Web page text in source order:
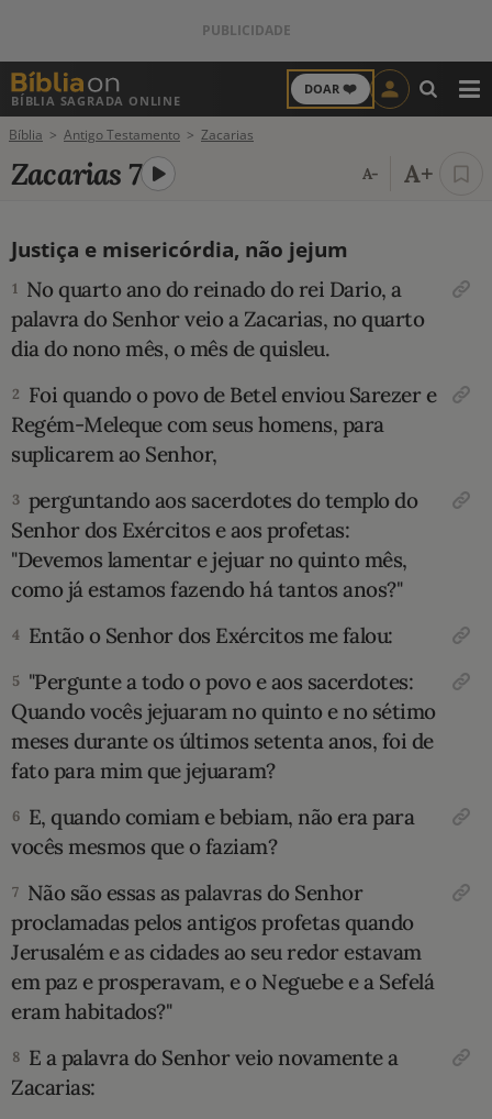
BÍBLIA SAGRADA ONLINE
DOAR ❤️
ANTIGO TESTAMENTO
VERSÍCULOS
VERSÍCULO DO DIA
SALMO DO DIA
10 MANDAMENTOS
ESTUDOS BÍBLICOS
ESBOÇOS DE PREGAÇÃO
TEMAS
PERGUNTE À BÍBLIA
TERMO BÍBLICO JOGOS
LOJA BÍBLIAON
Bíblia Antigo Testamento Zacarias
Zacarias 7 A- A+
Justiça e misericórdia, não jejum
1 No quarto ano do reinado do rei Dario, a
palavra do Senhor veio a Zacarias, no quarto
dia do nono mês, o mês de quisleu.
2 Foi quando o povo de Betel enviou Sarezer e
Regém-Meleque com seus homens, para
supli­carem ao Senhor,
3 perguntando aos sacerdo­tes do templo do
Senhor dos Exércitos e aos profetas:
"Devemos lamentar e jejuar no quinto mês,
como já esta­mos fazendo há tantos anos?"
4 Então o Senhor dos Exércitos me falou:
5 "Pergunte a todo o povo e aos sacerdo­tes:
Quando vocês jejuaram no quinto e no sétimo
meses durante os últimos setenta anos, foi de
fato para mim que jejuaram?
6 E, quando comiam e bebiam, não era para
vocês mesmos que o faziam?
7 Não são essas as palavras do Senhor
proclamadas pelos antigos profetas quando
Jerusalém e as cidades ao seu redor estavam
em paz e prosperavam, e o Neguebe e a Sefelá
eram habitados?"
8 E a palavra do Senhor veio novamente a
Zacarias: